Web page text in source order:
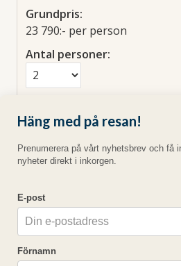
Grundpris:
23 790:- per person
Antal personer:
Häng med på resan!
Prenumerera på vårt nyhetsbrev och få
nyheter direkt i inkorgen.
E-post
Förnamn